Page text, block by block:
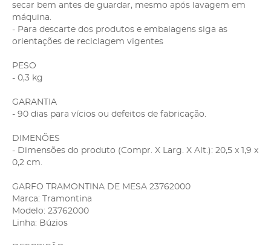
secar bem antes de guardar, mesmo após lavagem em
máquina.
- Para descarte dos produtos e embalagens siga as
orientações de reciclagem vigentes
PESO
- 0,3 kg
GARANTIA
- 90 dias para vícios ou defeitos de fabricação.
DIMENÕES
- Dimensões do produto (Compr. X Larg. X Alt.): 20,5 x 1,9 x
0,2 cm.
GARFO TRAMONTINA DE MESA 23762000
Marca: Tramontina
Modelo: 23762000
Linha: Búzios